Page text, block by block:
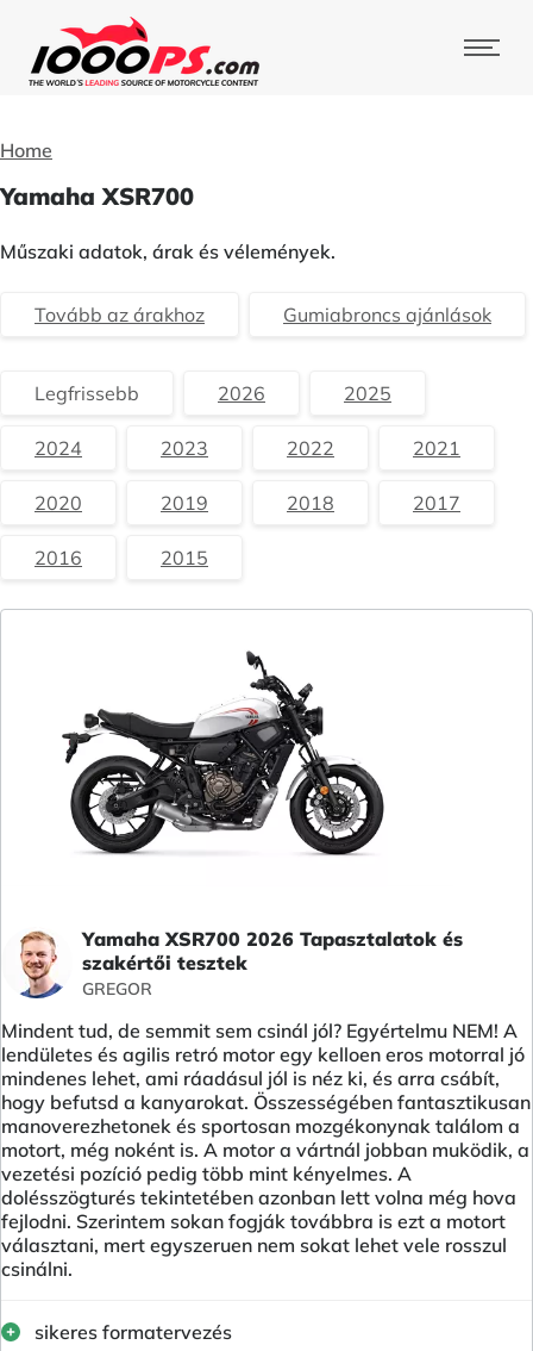
Home
Yamaha XSR700
Műszaki adatok, árak és vélemények.
Tovább az árakhoz Gumiabroncs ajánlások
Legfrissebb 2026 2025
2024 2023 2022 2021
2020 2019 2018 2017
2016 2015
Yamaha XSR700 2026 Tapasztalatok és
szakértői tesztek
GREGOR
Mindent tud, de semmit sem csinál jól? Egyértelmu NEM! A
lendületes és agilis retró motor egy kelloen eros motorral jó
mindenes lehet, ami ráadásul jól is néz ki, és arra csábít,
hogy befutsd a kanyarokat. Összességében fantasztikusan
manoverezhetonek és sportosan mozgékonynak találom a
motort, még noként is. A motor a vártnál jobban muködik, a
vezetési pozíció pedig több mint kényelmes. A
dolésszögturés tekintetében azonban lett volna még hova
fejlodni. Szerintem sokan fogják továbbra is ezt a motort
választani, mert egyszeruen nem sokat lehet vele rosszul
csinálni.
sikeres formatervezés